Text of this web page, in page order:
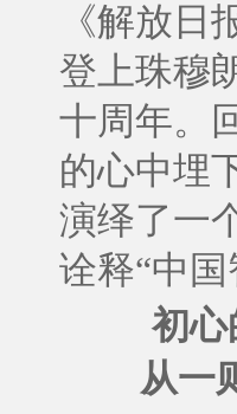
《解放
登上珠穆
十周年。
的心中埋
演绎了一
诠释“中
初心
从一